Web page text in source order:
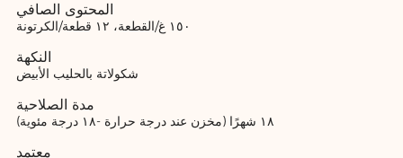
المحتوى الصافي
١٥٠ غ/القطعة، ١٢ قطعة/الكرتونة
النكهة
شكولاتة بالحليب الأبيض
مدة الصلاحية
١٨ شهرًا (مخزن عند درجة حرارة -١٨ درجة مئوية)
معتمد